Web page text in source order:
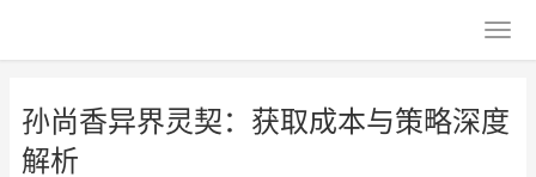
孙尚香异界灵契：获取成本与策略深度
解析